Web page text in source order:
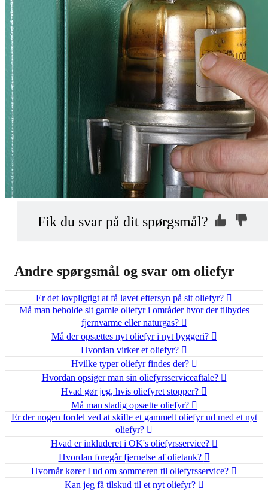
Fik du svar på dit spørgsmål?
Hvorfor ikke?
Kontakt os, så
vi kan hjælpe dig
Andre spørgsmål og svar om oliefyr
Er det lovpligtigt at få lavet eftersyn på sit oliefyr?
Må man beholde sit gamle oliefyr i områder hvor der tilbydes
fjernvarme eller naturgas?
Må der opsættes nyt oliefyr i nyt byggeri?
Hvordan virker et oliefyr?
Hvilke typer oliefyr findes der?
Hvordan opsiger man sin oliefyrsserviceaftale?
Hvad gør jeg, hvis oliefyret stopper?
Må man stadig opsætte oliefyr?
Er der nogen fordel ved at skifte et gammelt oliefyr ud med et nyt
oliefyr?
Hvad er inkluderet i OK's oliefyrsservice?
Hvordan foregår fjernelse af olietank?
Hvornår kører I ud om sommeren til oliefyrsservice?
Kan jeg få tilskud til et nyt oliefyr?